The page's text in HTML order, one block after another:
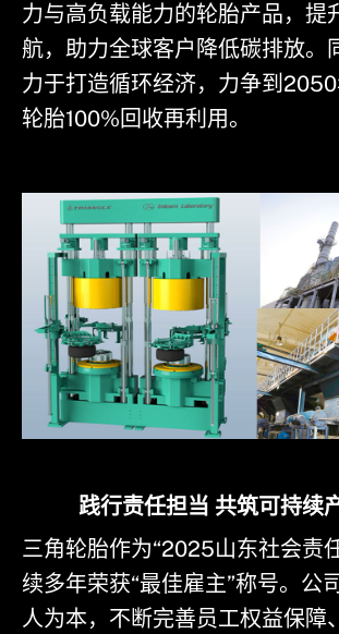
力与高负载能力的轮胎产品，提
航，助力全球客户降低碳排放。
力于打造循环经济，力争到
轮胎100%回收再利用。
践行责任担当 共筑可持续
三角轮胎作为“2025山东社会责
续多年荣获“最佳雇主”称号。公
人为本，不断完善员工权益保障